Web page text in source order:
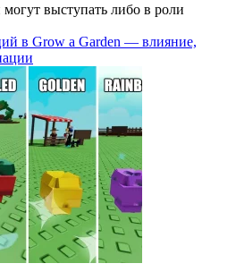
выступать либо в роли
в Grow a Garden — влияние,